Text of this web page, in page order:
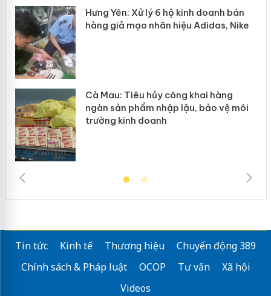
Hưng Yên: Xử lý 6 hộ kinh doanh bán
hàng giả mạo nhãn hiệu Adidas, Nike
Cà Mau: Tiêu hủy công khai hàng
ngàn sản phẩm nhập lậu, bảo vệ môi
trường kinh doanh
Tin tức Kinh tế Thương hiệu
Chuyển động 389
Chính sách & Pháp luật
OCOP Tư vấn
Xã hội
Videos